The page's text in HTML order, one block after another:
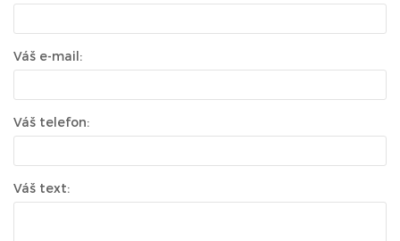
Váš e-mail:
Váš telefon:
Váš text: